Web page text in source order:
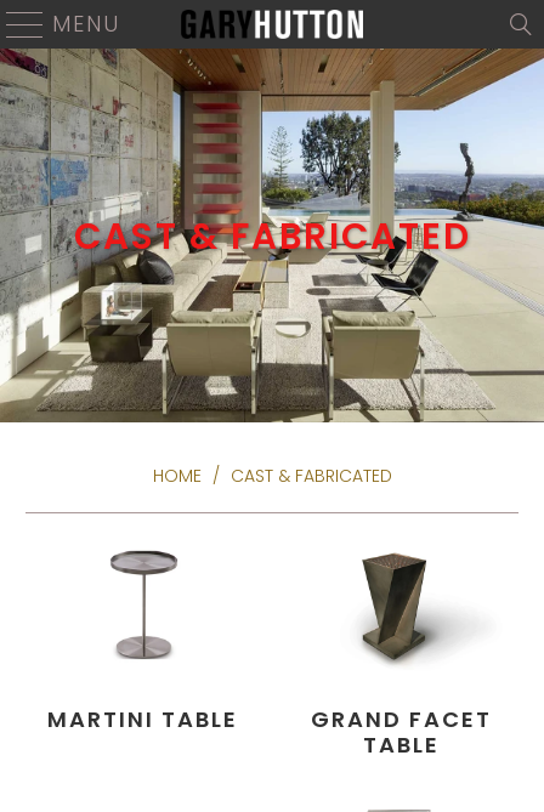
MENU
CAST & FABRICATED
HOME / CAST & FABRICATED
MARTINI TABLE
GRAND FACET
TABLE